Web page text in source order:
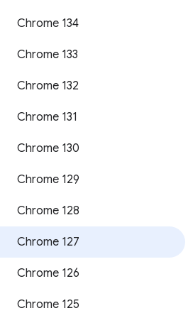
Chrome 134
Chrome 133
Chrome 132
Chrome 131
Chrome 130
Chrome 129
Chrome 128
Chrome 127
Chrome 126
Chrome 125